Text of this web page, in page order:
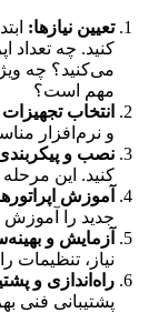
تعیین نیازها:
کنید. چه تعداد
می‌کنید؟ چه
مهم است؟
انتخاب
و نرم‌افزار
نصب و
کنید. این
آموزش
جدید را آموزش
آزمایش و
نیاز، تنظیمات
راه‌اندازی و
پشتیبانی فنی